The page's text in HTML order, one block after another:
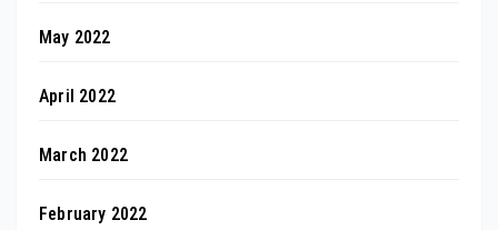
May 2022
April 2022
March 2022
February 2022